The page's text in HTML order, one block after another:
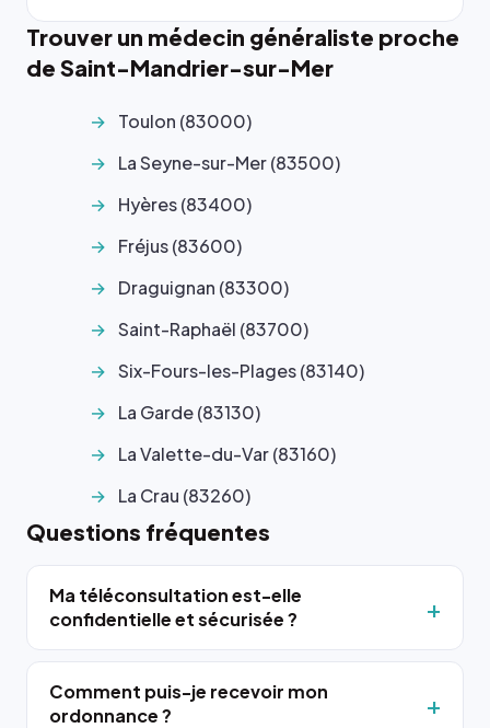
Trouver un médecin généraliste proche
de Saint-Mandrier-sur-Mer
Toulon (83000)
La Seyne-sur-Mer (83500)
Hyères (83400)
Fréjus (83600)
Draguignan (83300)
Saint-Raphaël (83700)
Six-Fours-les-Plages (83140)
La Garde (83130)
La Valette-du-Var (83160)
La Crau (83260)
Questions fréquentes
Ma téléconsultation est-elle
confidentielle et sécurisée ?
Comment puis-je recevoir mon
ordonnance ?